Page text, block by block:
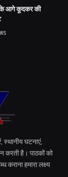
के आगे कूदकर की
स्थानीय घटनाएं,
करती है। पाठकों को
हमारा लक्ष्य